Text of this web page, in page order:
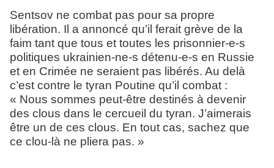
Sentsov ne combat pas pour sa propre
libération. Il a annoncé qu’il ferait grève de la
faim tant que tous et toutes les prisonnier-e-s
politiques ukrainien-ne-s détenu-e-s en Russie
et en Crimée ne seraient pas libérés. Au delà
c’est contre le tyran Poutine qu’il combat :
« Nous sommes peut-être destinés à devenir
des clous dans le cercueil du tyran. J’aimerais
être un de ces clous. En tout cas, sachez que
ce clou-là ne pliera pas. »